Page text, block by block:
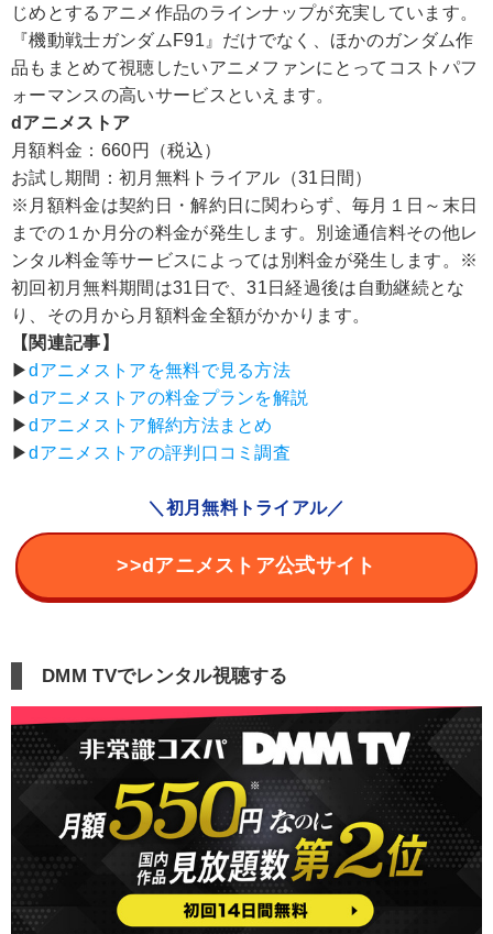
じめとするアニメ作品のラインナップが充実しています。
『機動戦士ガンダムF91』だけでなく、ほかのガンダム作
品もまとめて視聴したいアニメファンにとってコストパフ
ォーマンスの高いサービスといえます。
dアニメストア
月額料金：660円（税込）
お試し期間：初月無料トライアル（31日間）
※月額料金は契約日・解約日に関わらず、毎月１日～末日
までの１か月分の料金が発生します。別途通信料その他レ
ンタル料金等サービスによっては別料金が発生します。※
初回初月無料期間は31日で、31日経過後は自動継続とな
り、その月から月額料金全額がかかります。
【関連記事】
▶︎dアニメストアを無料で見る方法
▶︎dアニメストアの料金プランを解説
▶︎dアニメストア解約方法まとめ
▶︎dアニメストアの評判口コミ調査
＼初月無料トライアル／
>>dアニメストア公式サイト
DMM TVでレンタル視聴する